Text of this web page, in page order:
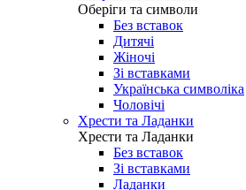
Оберіги та символи
Без вставок
Дитячі
Жіночі
Зі вставками
Українська символіка
Чоловічі
Хрести та Ладанки
Хрести та Ладанки
Без вставок
Зі вставками
Ладанки